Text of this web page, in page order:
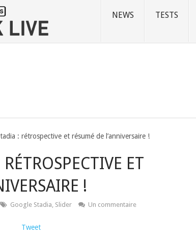
NEWS TESTS
: rétrospective et résumé de l’anniversaire !
ET
!
Google Stadia, Slider Un commentaire
Tweet